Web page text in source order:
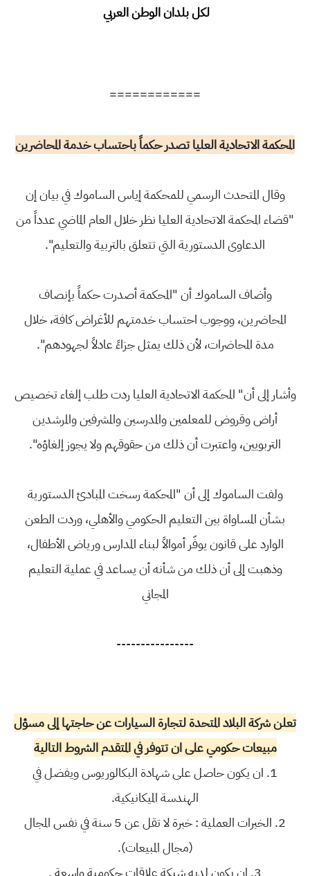
لكل بلدان الوطن العربي
============
المحكمة الاتحادية العليا تصدر حكماً باحتساب خدمة المحاضرين
وقال المتحدث الرسمي للمحكمة إياس الساموك في بيان إن
"قضاء المحكمة الاتحادية العليا نظر خلال العام الماضي عدداً من
الدعاوى الدستورية التي تتعلق بالتربية والتعليم".
وأضاف الساموك أن "المحكمة أصدرت حكماً بإنصاف
المحاضرين، ووجوب احتساب خدمتهم للأغراض كافة، خلال
مدة المحاضرات، لأن ذلك يمثل جزاءً عادلاً لجهودهم".
وأشار إلى أن" المحكمة الاتحادية العليا ردت طلب إلغاء تخصيص
أراض وقروض للمعلمين والمدرسين والمشرفين والمرشدين
التربويين، واعتبرت أن ذلك من حقوقهم ولا يجوز إلغاؤه".
ولفت الساموك إلى أن "المحكمة رسخت المبادئ الدستورية
بشأن المساواة بين التعليم الحكومي والأهلي، وردت الطعن
الوارد على قانون يوفّر أموالاً لبناء المدارس ورياض الأطفال،
وذهبت إلى أن ذلك من شأنه أن يساعد في عملية التعليم
المجاني
----------------
تعلن شركة البلاد المتحدة لتجارة السيارات عن حاجتها إلى مسؤل
مبيعات حكومي على ان تتوفر في المتقدم الشروط التالية
1. ان يكون حاصل على شهادة البكالوريوس ويفضل في
الهندسة الميكانيكية.
2. الخبرات العملية : خبرة لا تقل عن 5 سنة في نفس المجال
(مجال المبيعات).
3. ان يكون لديه شبكة علاقات حكومية واسعة .